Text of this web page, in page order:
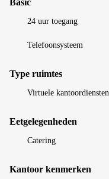
24 uur toegang
Telefoonsysteem
Type ruimtes
Virtuele kantoordiensten
Eetgelegenheden
Catering
Kantoor kenmerken